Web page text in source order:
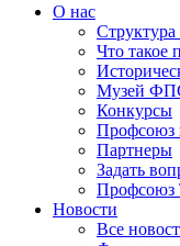
О нас
Что такое
Музей
Конкурсы
Профсоюз
Партнеры
Задать
Профсоюз
Новости
Все